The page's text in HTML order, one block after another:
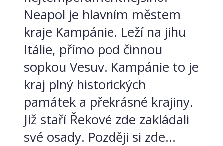
Neapol je hlavním městem
kraje Kampánie. Leží na jihu
Itálie, přímo pod činnou
sopkou Vesuv. Kampánie to je
kraj plný historických
památek a překrásné krajiny.
Již staří Řekové zde zakládali
své osady. Později si zde...